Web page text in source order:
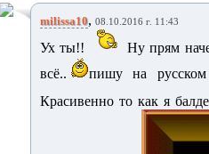
milissa10, 08.10.2016 г. 11:43
Ух ты!!
Ну прям
всё..
пишу на
Красивенно то как я